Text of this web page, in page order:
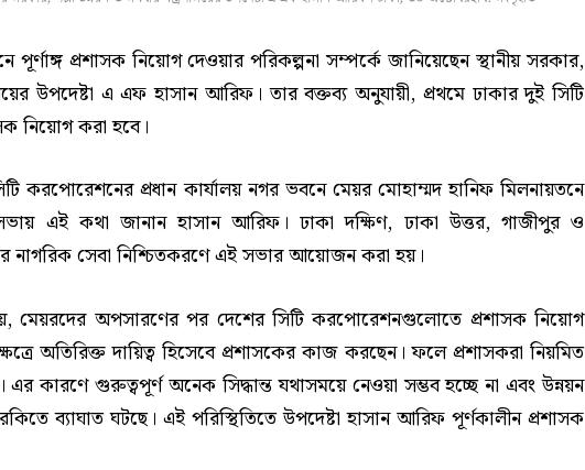
প্রশাসক নিয়োগ দেওয়ার পরিকল্পনা সম্পর্কে জানিয়েছেন স্থানীয় সরকার,
উপদেষ্টা এ এফ হাসান আরিফ। তার বক্তব্য অনুযায়ী, প্রথমে ঢাকার দুই সিটি
নিয়োগ করা হবে।
করপোরেশনের প্রধান কার্যালয় নগর ভবনে মেয়র মোহাম্মদ হানিফ মিলনায়তনে
এই কথা জানান হাসান আরিফ। ঢাকা দক্ষিণ, ঢাকা উত্তর, গাজীপুর ও
নাগরিক সেবা নিশ্চিতকরণে এই সভার আয়োজন করা হয়।
মেয়রদের অপসারণের পর দেশের সিটি করপোরেশনগুলোতে প্রশাসক নিয়োগ
অতিরিক্ত দায়িত্ব হিসেবে প্রশাসকের কাজ করছেন। ফলে প্রশাসকরা নিয়মিত
কারণে গুরুত্বপূর্ণ অনেক সিদ্ধান্ত যথাসময়ে নেওয়া সম্ভব হচ্ছে না এবং উন্নয়ন
ব্যাঘাত ঘটছে। এই পরিস্থিতিতে উপদেষ্টা হাসান আরিফ পূর্ণকালীন প্রশাসক